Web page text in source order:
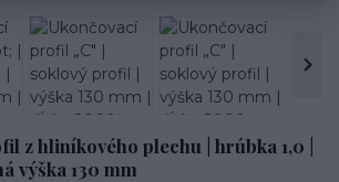
z hliníkového plechu | hrúbka 1,0 |
výška 130 mm